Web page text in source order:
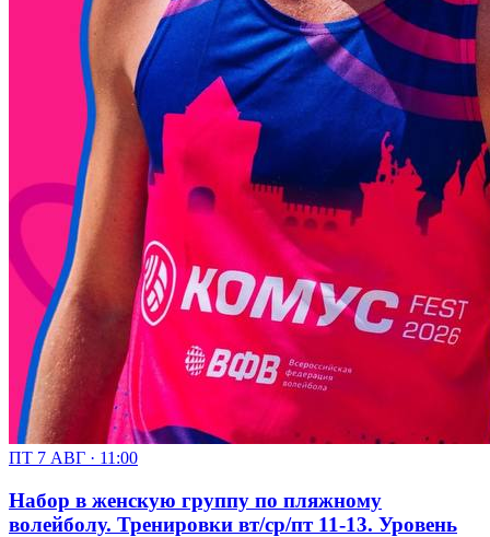
ПТ 7 АВГ · 11:00
Набор в женскую группу по пляжному
волейболу. Тренировки вт/ср/пт 11-13. Уровень